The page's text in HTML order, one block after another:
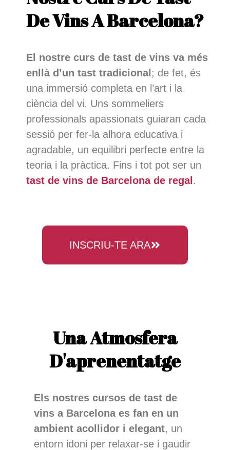
De Vins A Barcelona?
El nostre curs de tast de vins va més
enllà d’un tast tradicional; de fet, és
una immersió completa en l’art i la
ciència del vi. Uns sommeliers
professionals apassionats guiaran cada
sessió per fer-la alhora educativa i
agradable, un equilibri perfecte entre la
teoria i la pràctica. Fins i tot pot ser un
tast de vins de Barcelona de regal.
INSCRIU-TE ARA
Una Atmosfera
D'aprenentatge
Els nostres cursos de tast de
vins a Barcelona es fan en un
ambient acollidor i elegant, un
entorn idoni per relaxar-se i gaudir